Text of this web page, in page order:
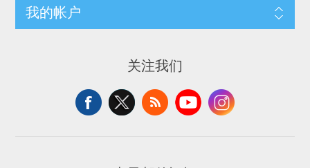
我的帐户
关注我们